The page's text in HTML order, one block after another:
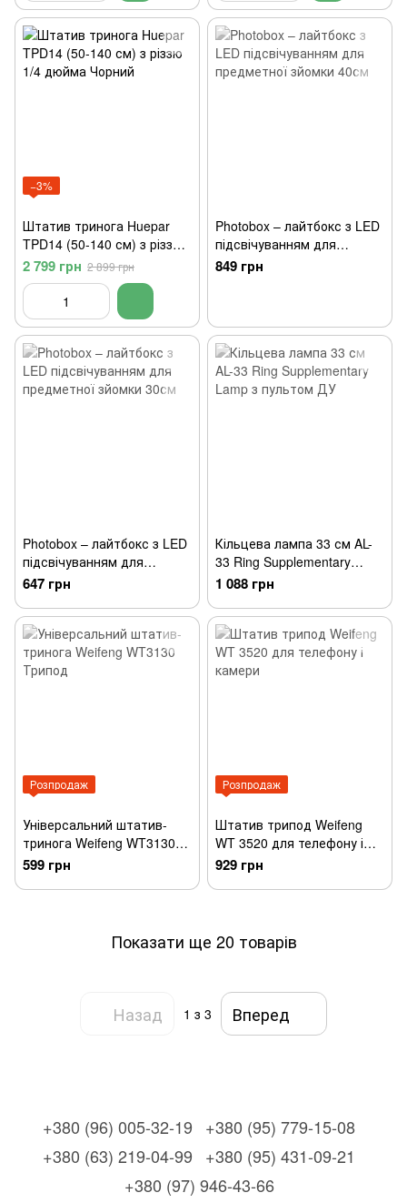
−3%
Штатив тринога Huepar
TPD14 (50-140 см) з різзю
1/4 дюйма Чорний
2 799 грн 2 899 грн
Photobox – лайтбокс з LED
підсвічуванням для
предметної зйомки 40см
849 грн
Photobox – лайтбокс з LED
підсвічуванням для
предметної зйомки 30см
647 грн
Кільцева лампа 33 см AL-
33 Ring Supplementary
Lamp з пультом ДУ
1 088 грн
Розпродаж
Універсальний штатив-
тринога Weifeng WT3130
Трипод
599 грн
Розпродаж
Штатив трипод Weifeng
WT 3520 для телефону і
камери
929 грн
Показати ще 20 товарів
Назад 1 з 3 Вперед
+380 (96) 005-32-19
+380 (95) 779-15-08
+380 (63) 219-04-99
+380 (95) 431-09-21
+380 (97) 946-43-66